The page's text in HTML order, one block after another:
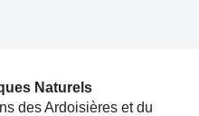
Naturels
des Ardoisières et du